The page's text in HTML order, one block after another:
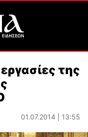
της
01.07.2014 | 13:55